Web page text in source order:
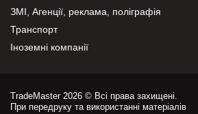
ЗМІ, Агенції, реклама, поліграфія
Транспорт
Іноземні компанії
TradeMaster 2026 © Всі права захищені.
При передруку та використанні матеріалів